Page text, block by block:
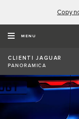
Copy
MENU
CLIENTI JAGUAR
PANORAMICA